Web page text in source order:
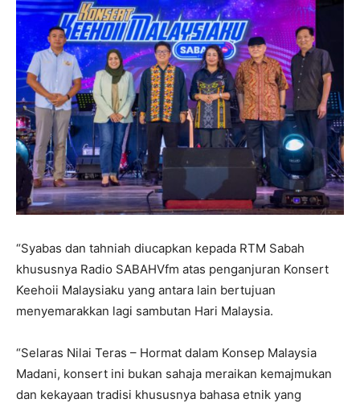
“Syabas dan tahniah diucapkan kepada RTM Sabah
khususnya Radio SABAHVfm atas penganjuran Konsert
Keehoii Malaysiaku yang antara lain bertujuan
menyemarakkan lagi sambutan Hari Malaysia.
“Selaras Nilai Teras – Hormat dalam Konsep Malaysia
Madani, konsert ini bukan sahaja meraikan kemajmukan
dan kekayaan tradisi khususnya bahasa etnik yang